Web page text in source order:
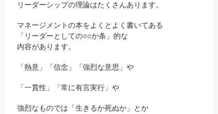
リーダーシップの理論はたくさんあります。
マネージメントの本をよくとよく書いてある
「リーダーとしての○○か条」的な
内容があります。
「熱意」「信念」「強烈な意思」や
「一貫性」「常に有言実行」や
強烈なものでは「生きるか死ぬか」とか